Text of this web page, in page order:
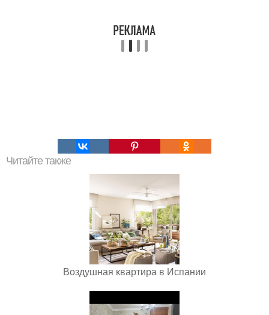
Читайте также
Воздушная квартира в Испании